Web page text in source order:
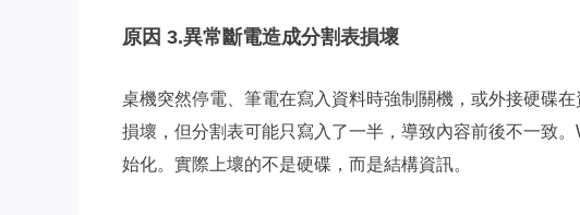
原因 3.異常斷電造成分割表損壞
桌機突然停電、筆電在寫入資料時強制關機，或外接硬碟
損壞，但分割表可能只寫入了一半，導致內容前後不一致
始化。實際上壞的不是硬碟，而是結構資訊。